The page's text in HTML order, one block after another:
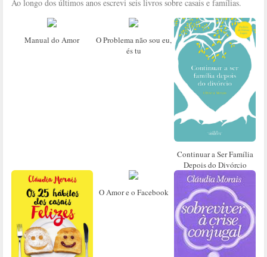
Ao longo dos últimos anos escrevi seis livros sobre casais e famílias.
Manual do Amor
O Problema não sou eu,
és tu
Continuar a Ser Família
Depois do Divórcio
O Amor e o Facebook